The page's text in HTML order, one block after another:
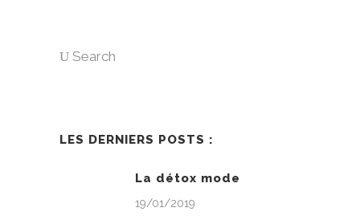
Search
LES DERNIERS POSTS :
La détox mode
19/01/2019